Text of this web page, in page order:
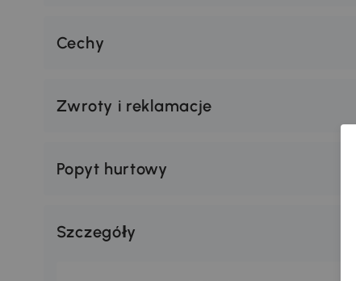
Cechy
Zwroty i reklamacje
Popyt hurtowy
Szczegóły